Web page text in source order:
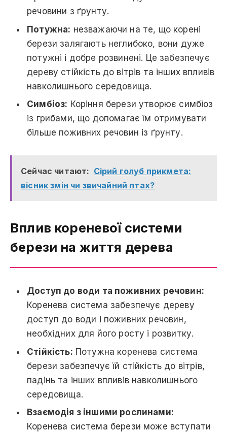
речовини з ґрунту.
Потужна: незважаючи на те, що корені
берези залягають неглибоко, вони дуже
потужні і добре розвинені. Це забезпечує
дереву стійкість до вітрів та інших впливів
навколишнього середовища.
Симбіоз: Коріння берези утворює симбіоз
із грибами, що допомагає їм отримувати
більше поживних речовин із ґрунту.
Сейчас читают: Сірий голуб прикмета:
вісник змін чи звичайний птах?
Вплив кореневої системи
берези на життя дерева
Доступ до води та поживних речовин:
Коренева система забезпечує дереву
доступ до води і поживних речовин,
необхідних для його росту і розвитку.
Стійкість: Потужна коренева система
берези забезпечує їй стійкість до вітрів,
падінь та інших впливів навколишнього
середовища.
Взаємодія з іншими рослинами:
Коренева система берези може вступати